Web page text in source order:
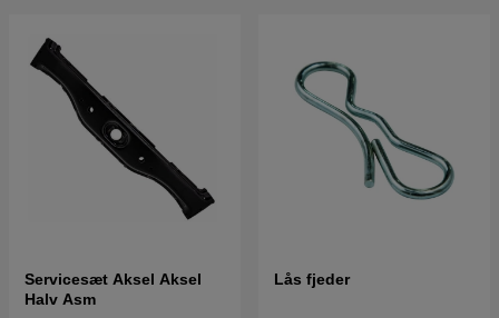
Servicesæt Aksel Aksel
Halv Asm
Lås fjeder